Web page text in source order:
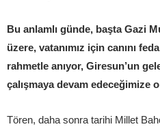
Bu anlamlı günde, başta Gazi
üzere, vatanımız için canını
rahmetle anıyor, Giresun’un
çalışmaya devam edeceğimize
Tören, daha sonra tarihi Millet